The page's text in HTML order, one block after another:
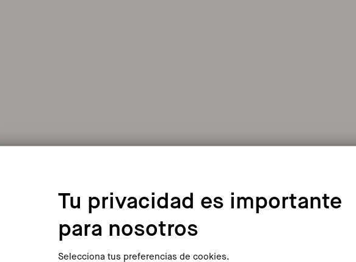
Tu privacidad es importante
para nosotros
Selecciona tus preferencias de cookies.